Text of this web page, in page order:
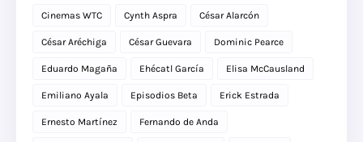
Cinemas WTC Cynth Aspra César Alarcón
César Aréchiga César Guevara Dominic Pearce
Eduardo Magaña Ehécatl García Elisa McCausland
Emiliano Ayala Episodios Beta Erick Estrada
Ernesto Martínez Fernando de Anda